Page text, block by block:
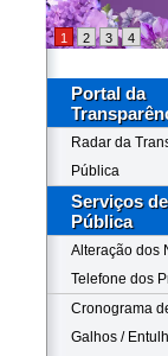
1 2 3 4
Portal da
Radar da
Pública
Serviços
Pública
Alteração dos
Telefone dos
Cronograma
Galhos /